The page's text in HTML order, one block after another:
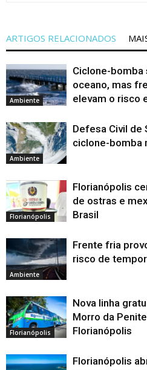
ARTIGOS RELACIONADOS
Ambiente
Ciclone-
oceano, mas
elevam o risco
Ambiente
Defesa Civil de
ciclone-bomba
Florianópolis
Florianópolis
de ostras e
Brasil
Ambiente
Frente fria
risco de
Florianópolis
Nova linha
Morro da
Florianópolis
Florianópolis